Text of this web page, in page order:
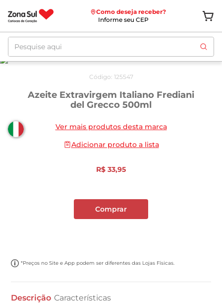
Como deseja receber?
Informe seu CEP
Pesquise aqui
Código: 125547
Azeite Extravirgem Italiano Frediani
del Grecco 500ml
Ver mais produtos desta marca
Adicionar produto a lista
R$ 33,95
Comprar
*Preços no Site e App podem ser diferentes das Lojas Físicas.
Descrição Características